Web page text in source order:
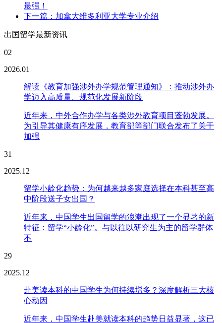
最强！
下一篇：加拿大维多利亚大学专业介绍
出国留学最新资讯
02
2026.01
解读《教育加强涉外办学规范管理通知》：推动涉外办
学迈入高质量、规范化发展新阶段
近年来，中外合作办学与各类涉外教育项目蓬勃发展。
为引导其健康有序发展，教育部等部门联合发布了关于
加强
31
2025.12
留学小龄化趋势：为何越来越多家庭选择在本科甚至高
中阶段送子女出国？
近年来，中国学生出国留学的浪潮出现了一个显著的新
特征：留学“小龄化”。与以往以研究生为主的留学群体
不
29
2025.12
赴美读本科的中国学生为何持续增多？深度解析三大核
心动因
近年来，中国学生赴美就读本科的趋势日益显著，这已